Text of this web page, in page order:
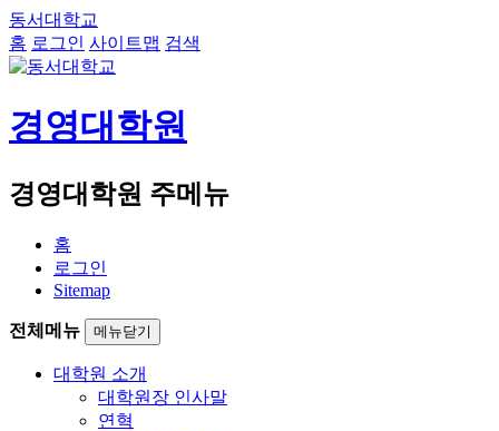
동서대학교
홈 로그인 사이트맵 검색
경영대학원
경영대학원 주메뉴
홈
로그인
Sitemap
전체메뉴 메뉴닫기
대학원 소개
대학원장 인사말
연혁